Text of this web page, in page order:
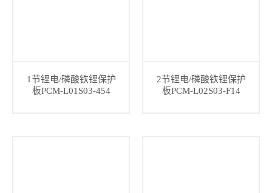
1节锂电/磷酸铁锂保护
板PCM-L01S03-454
2节锂电/磷酸铁锂保护
板PCM-L02S03-F14